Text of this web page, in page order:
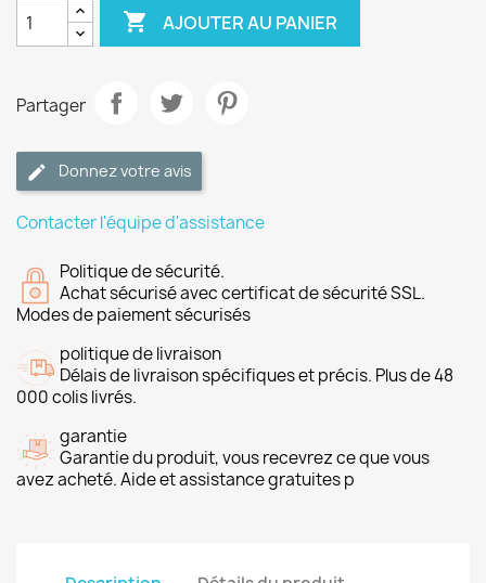
 AJOUTER AU PANIER
Partager
Donnez votre avis
Contacter l'équipe d'assistance
Politique de sécurité.
Achat sécurisé avec certificat de sécurité SSL.
Modes de paiement sécurisés
politique de livraison
Délais de livraison spécifiques et précis. Plus de 48
000 colis livrés.
garantie
Garantie du produit, vous recevrez ce que vous
avez acheté. Aide et assistance gratuites p